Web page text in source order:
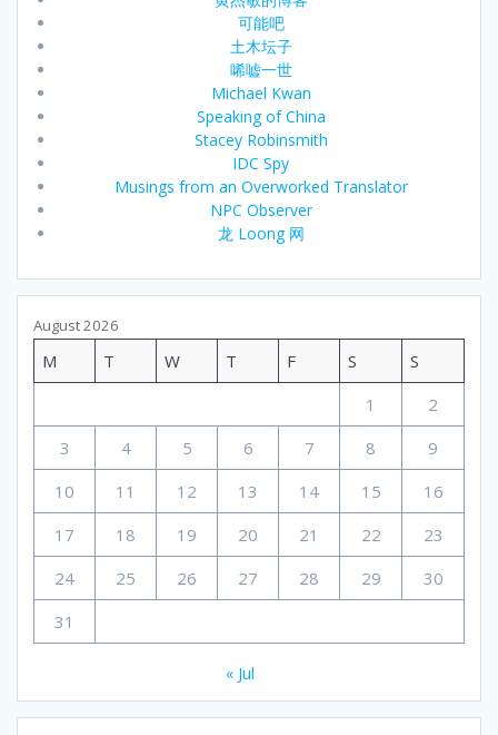
可能吧
土木坛子
唏嘘一世
Michael Kwan
Speaking of China
Stacey Robinsmith
IDC Spy
Musings from an Overworked Translator
NPC Observer
龙 Loong 网
August 2026
M T W T F S
S
1
2
3
4 5 6 7 8
9
10
11 12 13 14 15
16
17
18 19 20 21 22
23
24
25 26 27 28 29
30
31
« Jul